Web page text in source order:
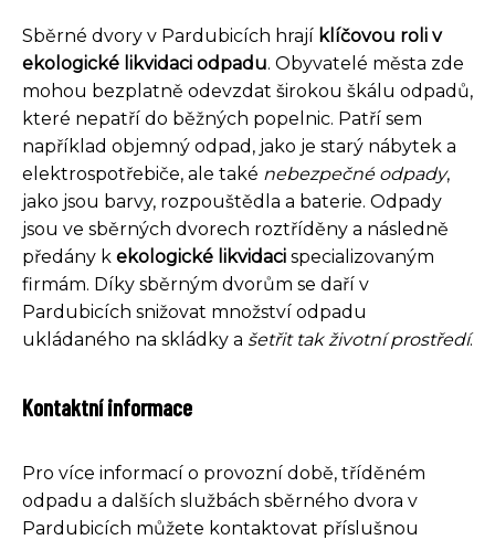
Sběrné dvory v Pardubicích hrají klíčovou roli v
ekologické likvidaci odpadu. Obyvatelé města zde
mohou bezplatně odevzdat širokou škálu odpadů,
které nepatří do běžných popelnic. Patří sem
například objemný odpad, jako je starý nábytek a
elektrospotřebiče, ale také nebezpečné odpady,
jako jsou barvy, rozpouštědla a baterie. Odpady
jsou ve sběrných dvorech roztříděny a následně
předány k ekologické likvidaci specializovaným
firmám. Díky sběrným dvorům se daří v
Pardubicích snižovat množství odpadu
ukládaného na skládky a šetřit tak životní prostředí.
Kontaktní informace
Pro více informací o provozní době, tříděném
odpadu a dalších službách sběrného dvora v
Pardubicích můžete kontaktovat příslušnou